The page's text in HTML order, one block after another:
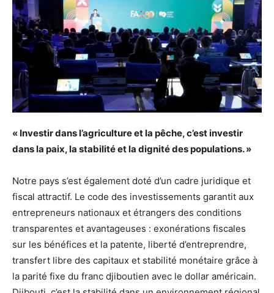
« Investir dans l’agriculture et la pêche, c’est investir
dans la paix, la stabilité et la dignité des populations. »
Notre pays s’est également doté d’un cadre juridique et
fiscal attractif. Le code des investissements garantit aux
entrepreneurs nationaux et étrangers des conditions
transparentes et avantageuses : exonérations fiscales
sur les bénéfices et la patente, liberté d’entreprendre,
transfert libre des capitaux et stabilité monétaire grâce à
la parité fixe du franc djiboutien avec le dollar américain.